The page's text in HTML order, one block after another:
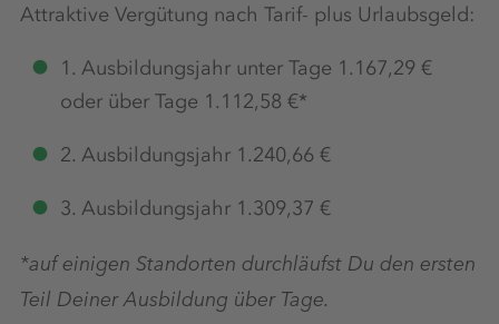
Attraktive Vergütung nach Tarif- plus Urlaubsgeld:
1. Ausbildungsjahr unter Tage 1.167,29 €
oder über Tage 1.112,58 €*
2. Ausbildungsjahr 1.240,66 €
3. Ausbildungsjahr 1.309,37 €
*auf einigen Standorten durchläufst Du den ersten
Teil Deiner Ausbildung über Tage.